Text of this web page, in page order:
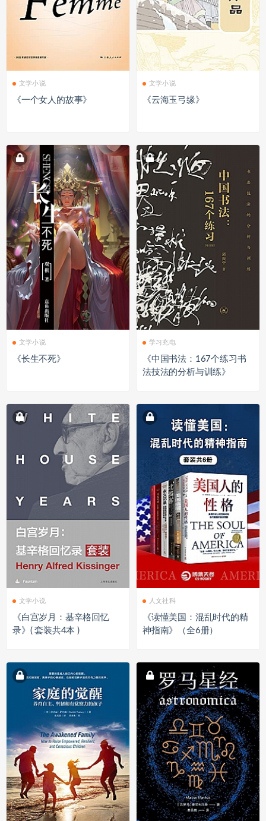
文学小说
《一个女人的故事》
文学小说
《云海玉弓缘》
文学小说
《长生不死》
学习充电
《中国书法：167个练习书
法技法的分析与训练》
文学小说
《白宫岁月：基辛格回忆
录》( 套装共4本 )
人文社科
《读懂美国：混乱时代的精
神指南》（全6册）